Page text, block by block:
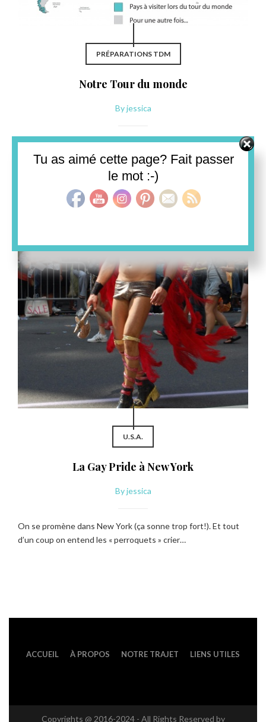
PRÉPARATIONS TDM
Notre Tour du monde
Byjessica
Nos vols sont réservés! Nous partons le 1er juillet 2017! Voici
notre trajet: 01/07/2017 Bruxelles (Belgique) – Lima (Pérou)
U.S.A.
La Gay Pride à New York
Byjessica
On se promène dans New York (ça sonne trop fort!). Et tout
d’un coup on entend les « perroquets » crier…
ACCUEIL À PROPOS NOTRE TRAJET LIENS UTILES
Copyrights @ 2016-2024 - All Rights Reserved by
Tu as aimé cette page? Fait passer
le mot :-)
Set Youtube Channel ID